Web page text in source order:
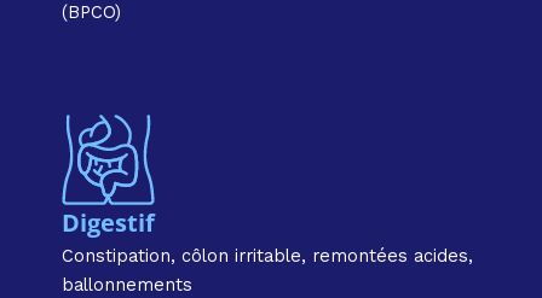
(BPCO)
Digestif
Constipation, côlon irritable, remontées acides,
ballonnements